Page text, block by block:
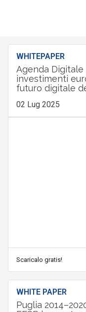
WHITEPAPER
Agenda
investimenti
futuro digitale
02 Lug 2025
Scaricalo gratis!
WHITE PAPER
Puglia